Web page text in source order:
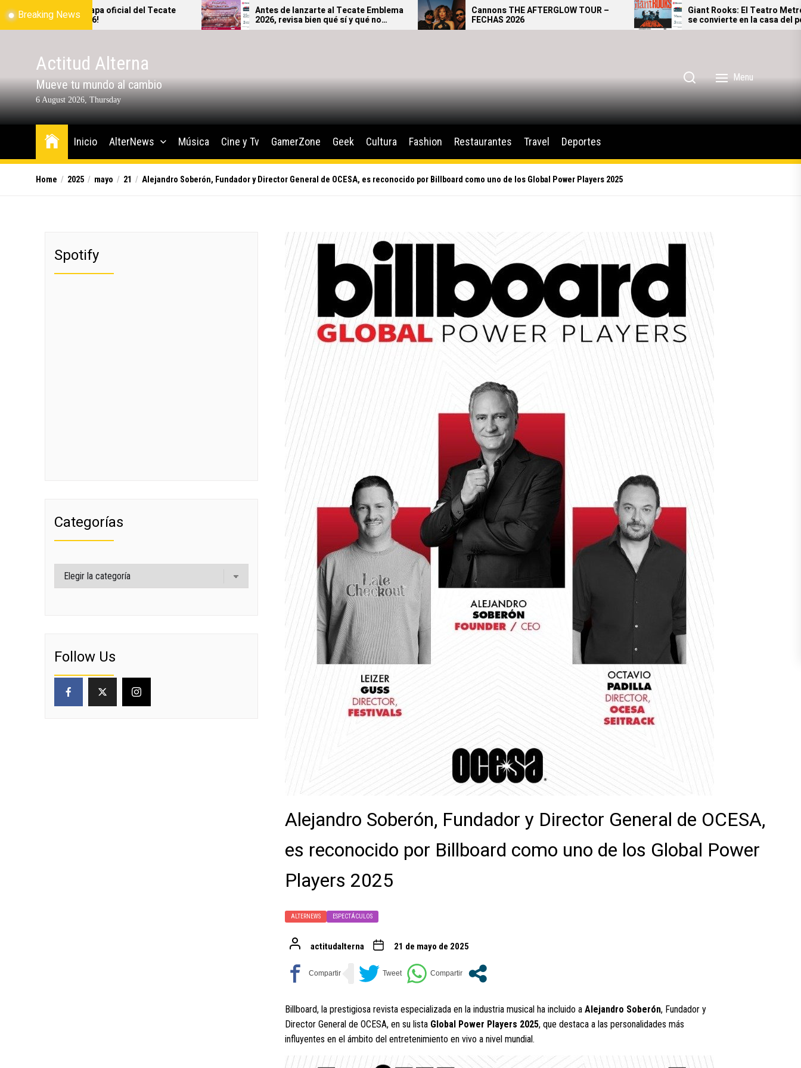
Skip
to
Breaking News
oficial del Tecate Antes de lanzarte al Tecate Emblema
2026, revisa bien qué sí y qué no
podrás ingresar al festival.
Cannons THE AFTERGLOW TOUR –
FECHAS 2026
Giant Rooks: El Teatro Metropólitan
se convierte en la casa del pop
alternativo alemán
Actitud Alterna
Mueve tu mundo al cambio
6 August 2026, Thursday
Menu
Inicio AlterNews Música Cine y Tv GamerZone Geek Cultura Fashion Restaurantes Travel Deportes
Home 2025 mayo 21 Alejandro Soberón, Fundador y Director General de OCESA, es reconocido por Billboard como uno de los Global Power Players 2025
Alejandro Soberón, Fundador y Director General de OCESA,
es reconocido por Billboard como uno de los Global Power
Players 2025
ALTERNEWS ESPECTÁCULOS
actitudalterna 21 de mayo de 2025
Billboard, la prestigiosa revista especializada en la industria musical ha incluido a Alejandro Soberón, Fundador y
Director General de OCESA, en su lista Global Power Players 2025, que destaca a las personalidades más
influyentes en el ámbito del entretenimiento en vivo a nivel mundial.
Spotify
Categorías
Categorías
Follow Us